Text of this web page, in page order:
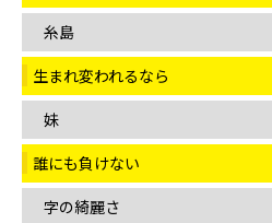
糸島
生まれ変われるなら
妹
誰にも負けない
字の綺麗さ